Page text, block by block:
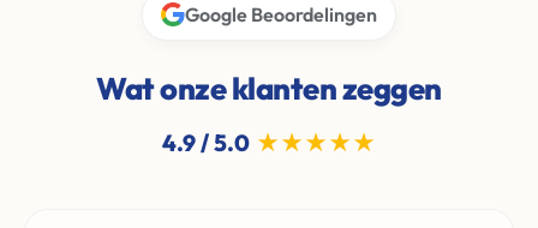
Google Beoordelingen
Wat onze klanten zeggen
4.9 / 5.0 ★★★★★